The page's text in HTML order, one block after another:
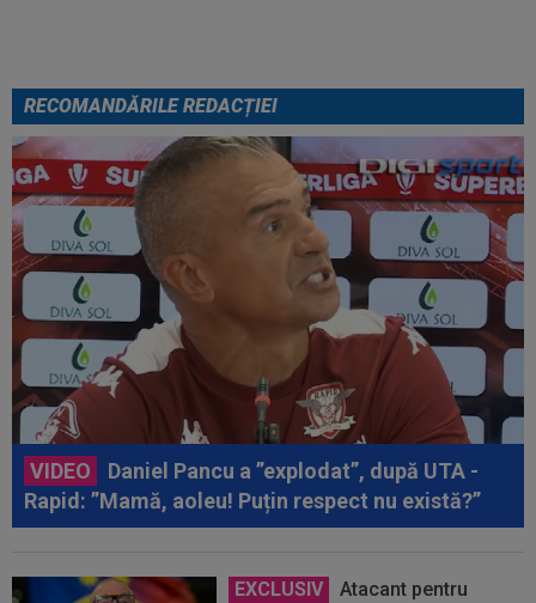
RECOMANDĂRILE REDACȚIEI
VIDEO
Daniel Pancu a ”explodat”, după UTA -
Rapid: ”Mamă, aoleu! Puțin respect nu există?”
EXCLUSIV
Atacant pentru